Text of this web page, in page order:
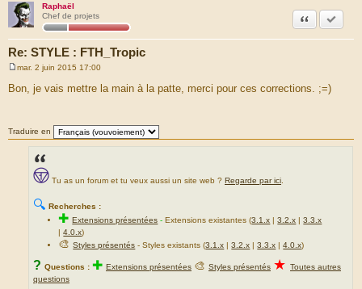
Raphaël
Chef de projets
Re: STYLE : FTH_Tropic
Citation
e
s
e
mar. 2 juin 2015 17:00
Bon, je vais mettre la main à la patte, merci pour ces corrections. ;=)
Traduire en
Tu as un forum et tu veux aussi un site web ? Regarde par ici
🔍 Recherches :
✚Extensions présentées -Extensions existantes (3.1.x |3.2.x |3.3.x
|4.0.x)
🎨Styles présentés - Styles existants (3.1.x |3.2.x |3.3.x |4.0.x)
? Questions : ✚ Extensions présentées 🎨 Styles présentés ★ Toutes autres
questions